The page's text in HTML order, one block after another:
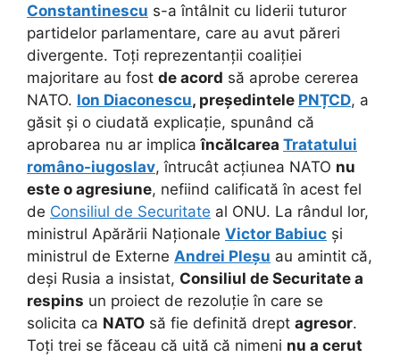
Constantinescu s-a întâlnit cu liderii tuturor
partidelor parlamentare, care au avut păreri
divergente. Toți reprezentanții coaliției
majoritare au fost de acord să aprobe cererea
NATO. Ion Diaconescu, președintele PNȚCD, a
găsit și o ciudată explicație, spunând că
aprobarea nu ar implicaîncălcarea Tratatului
româno-iugoslav, întrucât acțiunea NATO nu
este o agresiune, nefiind calificată în acest fel
de Consiliul de Securitate al ONU. La rândul lor,
ministrul Apărării Naționale Victor Babiuc și
ministrul de Externe Andrei Pleșu au amintit că,
deși Rusia a insistat, Consiliul de Securitate a
respins un proiect de rezoluție în care se
solicita ca NATO să fie definită drept agresor.
Toți trei se făceau că uită că nimeni nu a cerut